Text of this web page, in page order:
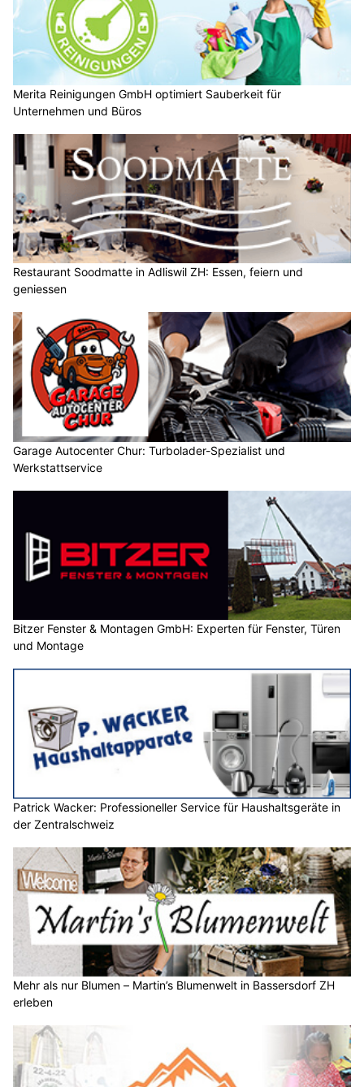
Merita Reinigungen GmbH optimiert Sauberkeit für
Unternehmen und Büros
Restaurant Soodmatte in Adliswil ZH: Essen, feiern und
geniessen
Garage Autocenter Chur: Turbolader-Spezialist und
Werkstattservice
Bitzer Fenster & Montagen GmbH: Experten für Fenster, Türen
und Montage
Patrick Wacker: Professioneller Service für Haushaltsgeräte in
der Zentralschweiz
Mehr als nur Blumen – Martin’s Blumenwelt in Bassersdorf ZH
erleben